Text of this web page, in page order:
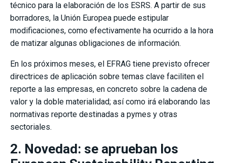
técnico para la elaboración de los ESRS. A partir de sus
borradores, la Unión Europea puede estipular
modificaciones, como efectivamente ha ocurrido a la hora
de matizar algunas obligaciones de información.
En los próximos meses, el EFRAG tiene previsto ofrecer
directrices de aplicación sobre temas clave faciliten el
reporte a las empresas, en concreto sobre la cadena de
valor y la doble materialidad; así como irá elaborando las
normativas reporte destinadas a pymes y otras
sectoriales.
2. Novedad: se aprueban los